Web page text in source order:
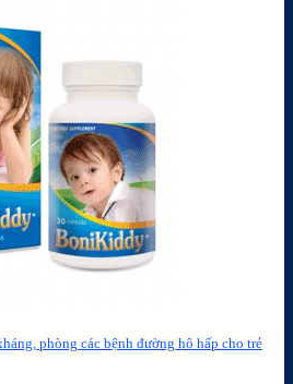
phòng các bệnh đường hô hấp cho trẻ